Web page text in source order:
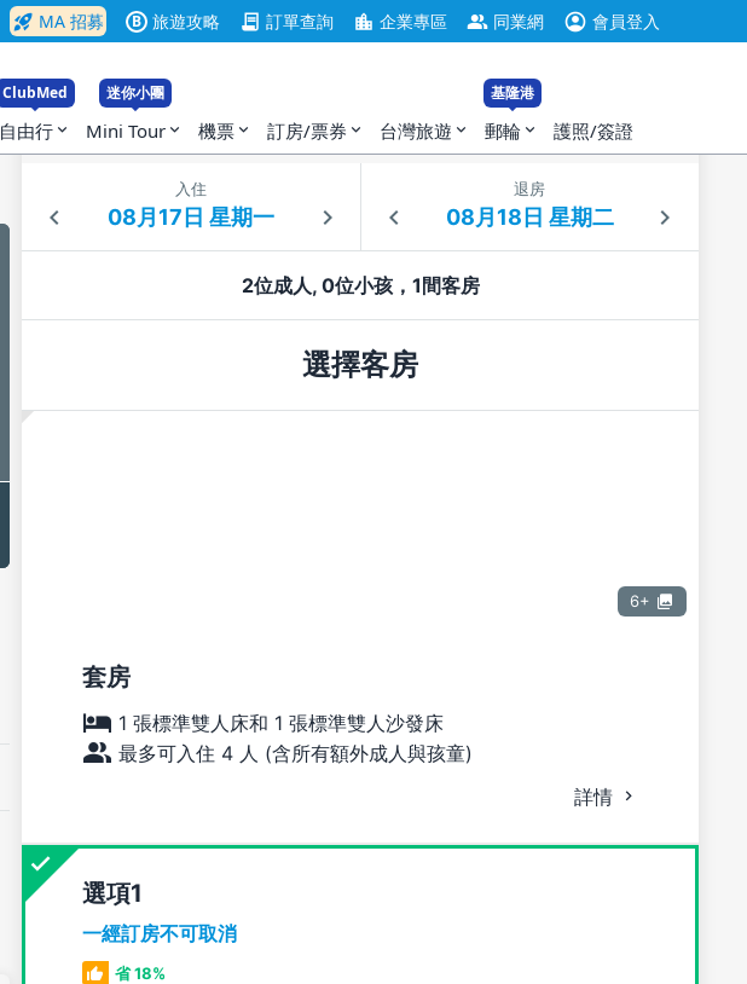
rocket_launch MA 招募 B 旅遊攻略 contract 訂單查詢 location_city 企業專區 group 同業網 account_circle 會員登入
ClubMed
自由行 expand_more
迷你小團
Mini Tour expand_more 機票 expand_more 訂房/票券 expand_more 台灣旅遊 expand_more
基隆港
郵輪 expand_more 護照/簽證
入住 退房
2位成人, 0位小孩，1間客房
選擇客房
6+
套房
1 張標準雙人床和 1 張標準雙人沙發床
最多可入住 4 人 (含所有額外成人與孩童)
詳情
選項
一經訂房不可取消
省 18%